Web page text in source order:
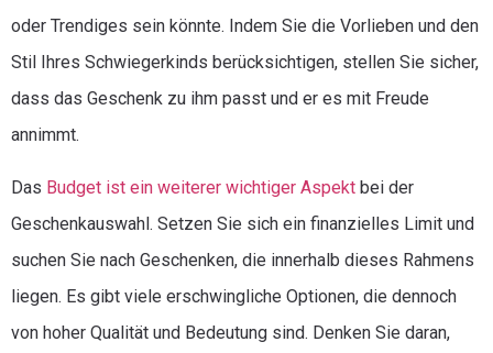
oder Trendiges sein könnte. Indem Sie die Vorlieben und den
Stil Ihres Schwiegerkinds berücksichtigen, stellen Sie sicher,
dass das Geschenk zu ihm passt und er es mit Freude
annimmt.
Das Budget ist ein weiterer wichtiger Aspekt bei der
Geschenkauswahl. Setzen Sie sich ein finanzielles Limit und
suchen Sie nach Geschenken, die innerhalb dieses Rahmens
liegen. Es gibt viele erschwingliche Optionen, die dennoch
von hoher Qualität und Bedeutung sind. Denken Sie daran,